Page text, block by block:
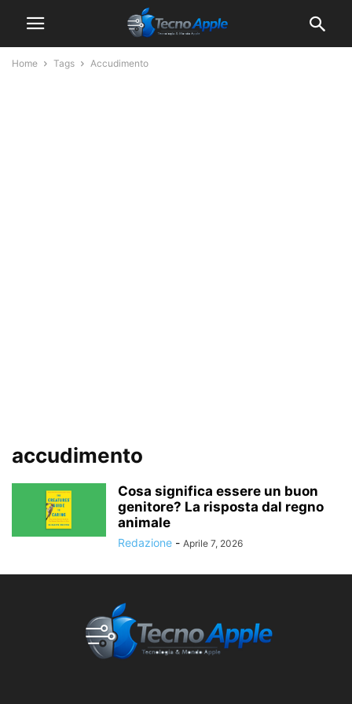
Home Tags Accudimento
accudimento
Cosa significa essere un buon
genitore? La risposta dal regno
animale
Redazione - Aprile 7, 2026